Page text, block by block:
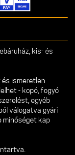
kis- és
és ismeretlen
- kopó, fogyó
egyéb
válogatva gyári
minőséget kap